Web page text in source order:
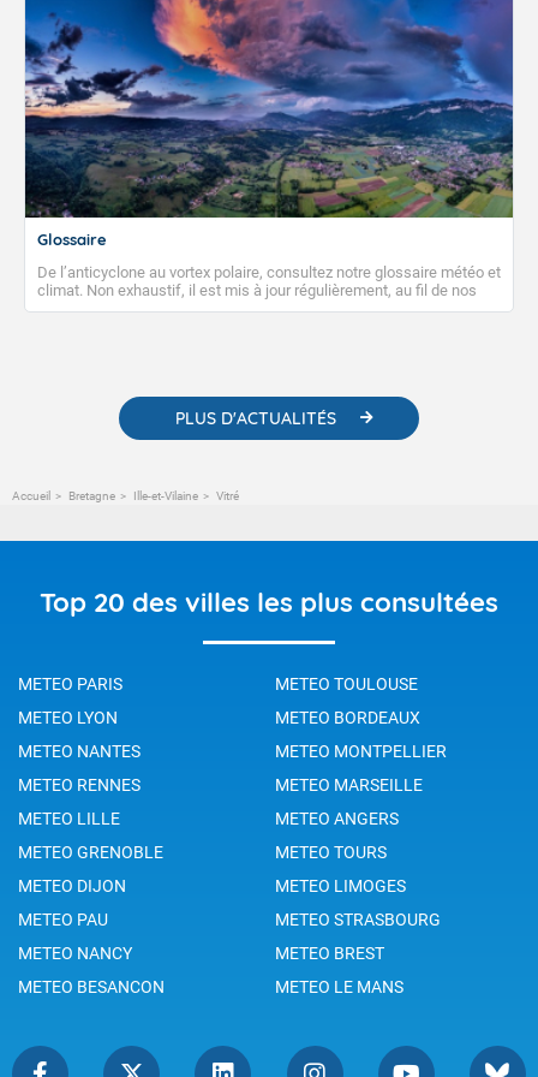
Glossaire
De l’anticyclone au vortex polaire, consultez notre glossaire météo et
climat. Non exhaustif, il est mis à jour régulièrement, au fil de nos
publications. Vous y trouverez également des liens utiles vers nos
PLUS D'ACTUALITÉS
Accueil Bretagne Ille-et-Vilaine Vitré
Top 20 des villes les plus consultées
METEO PARIS
METEO TOULOUSE
METEO LYON
METEO BORDEAUX
METEO NANTES
METEO MONTPELLIER
METEO RENNES
METEO MARSEILLE
METEO LILLE
METEO ANGERS
METEO GRENOBLE
METEO TOURS
METEO DIJON
METEO LIMOGES
METEO PAU
METEO STRASBOURG
METEO NANCY
METEO BREST
METEO BESANCON
METEO LE MANS